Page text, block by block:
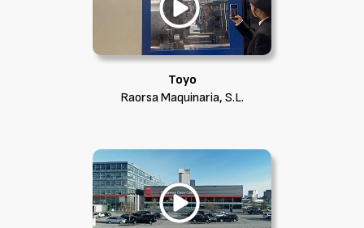
Toyo
Raorsa Maquinaria, S.L.